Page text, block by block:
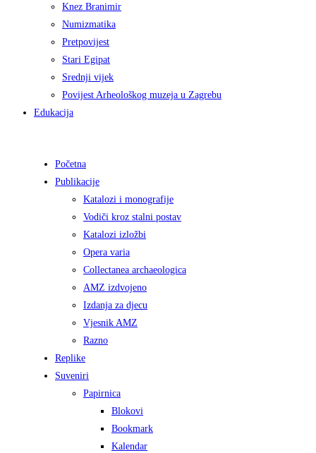
Knez Branimir
Numizmatika
Pretpovijest
Stari Egipat
Srednji vijek
Povijest Arheološkog muzeja u Zagrebu
Edukacija
Početna
Publikacije
Katalozi i monografije
Vodiči kroz stalni postav
Katalozi izložbi
Opera varia
Collectanea archaeologica
AMZ izdvojeno
Izdanja za djecu
Vjesnik AMZ
Razno
Replike
Suveniri
Papirnica
Blokovi
Bookmark
Kalendar